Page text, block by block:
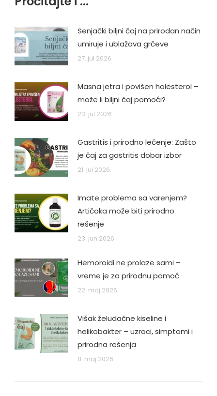
Senjački biljni čaj na prirodan način
umiruje i ublažava grčeve
27. jul 2026.
Masna jetra i povišen holesterol –
može li biljni čaj pomoći?
23. jul 2026.
Gastritis i prirodno lečenje: Zašto
je čaj za gastritis dobar izbor
21. jul 2026.
Imate problema sa varenjem?
Artičoka može biti prirodno
rešenje
23. jun 2026.
Hemoroidi ne prolaze sami –
vreme je za prirodnu pomoć
22. maj 2026.
Višak želudačne kiseline i
helikobakter – uzroci, simptomi i
prirodna rešenja
8. maj 2026.